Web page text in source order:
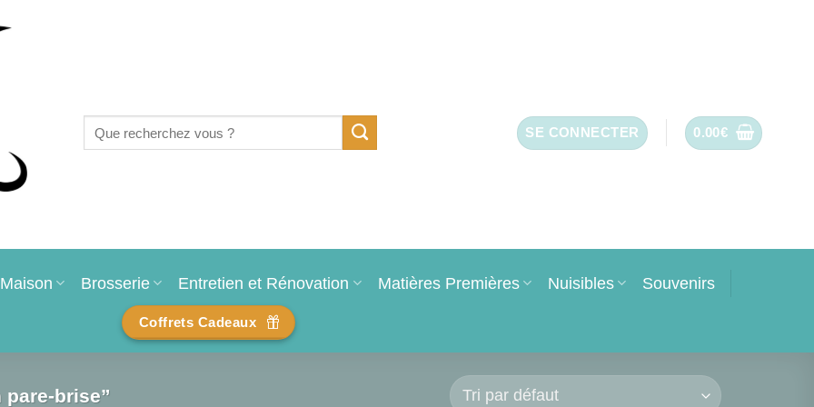
pour :
SE CONNECTER 0.00€
Maison Brosserie Entretien et Rénovation Matières Premières Nuisibles Souvenirs
Coffrets Cadeaux
brise”